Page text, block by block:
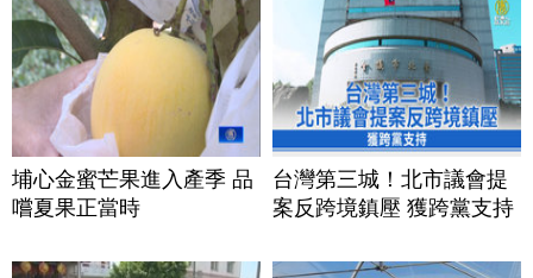
埔心金蜜芒果進入產季 品
嚐夏果正當時
台灣第三城！北市議會提
案反跨境鎮壓 獲跨黨支持